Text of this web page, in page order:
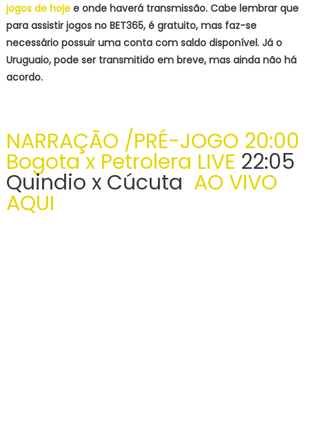
ESCALAÇÕES
jogos de hojee onde haverá transmissão.Cabe lembrar que
para assistir jogos no BET365, é gratuito, mas faz-se
necessário possuir uma conta com saldo disponível. Já o
Uruguaio, pode ser transmitido em breve, mas ainda não há
acordo.
NARRAÇÃO /PRÉ-JOGO 20:00
Bogota x Petrolera LIVE 22:05
Quindio x Cúcuta AO VIVO
AQUI